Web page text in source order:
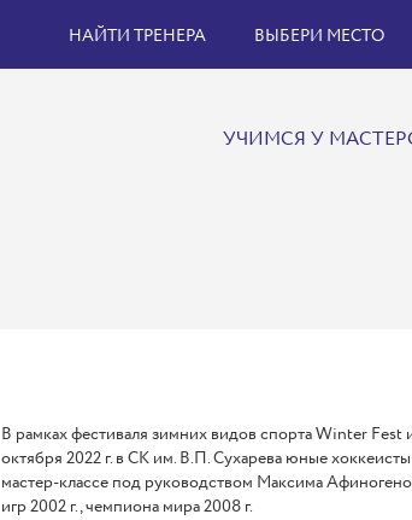
НАЙТИ ТРЕНЕРА ВЫБЕРИ МЕСТО
УЧИМСЯ У
В рамках фестиваля зимних видов спорта Winter
октября 2022 г. в СК им. В.П. Сухарева юные
мастер-классе под руководством Максима
игр 2002 г., чемпиона мира 2008 г.